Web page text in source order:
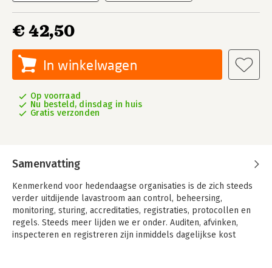
€ 42,50
In winkelwagen
Op voorraad
Nu besteld, dinsdag in huis
Gratis verzonden
Samenvatting
Kenmerkend voor hedendaagse organisaties is de zich steeds
verder uitdijende lavastroom aan control, beheersing,
monitoring, sturing, accreditaties, registraties, protocollen en
regels. Steeds meer lijden we er onder. Auditen, afvinken,
inspecteren en registreren zijn inmiddels dagelijkse kost